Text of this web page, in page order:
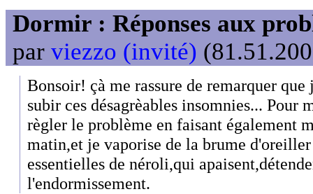
Dormir : Réponses aux
par viezzo (invité)
Bonsoir! çà me rassure de remarquer que
subir ces désagrèables insomnies... Pour
règler le problème en faisant également
matin,et je vaporise de la brume
essentielles de néroli,qui
l'endormissement.